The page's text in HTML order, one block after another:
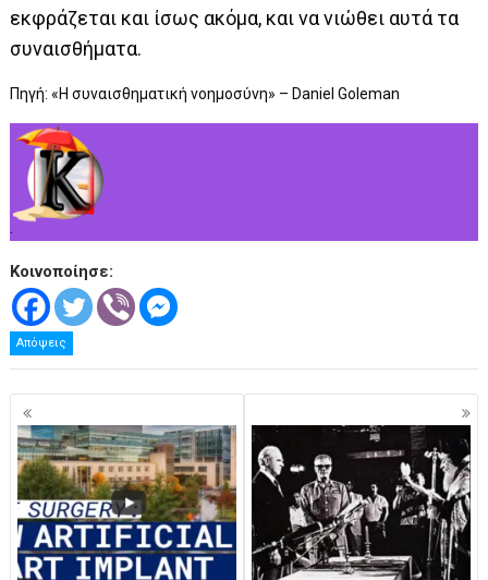
εκφράζεται και ίσως ακόμα, και να νιώθει αυτά τα
συναισθήματα.
Πηγή: «Η συναισθηματική νοημοσύνη» – Daniel Goleman
.
Κοινοποίησε:
Απόψεις
Πλοήγηση
άρθρων